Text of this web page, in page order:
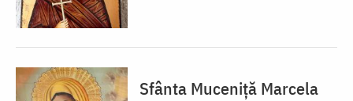
Sfânta Muceniță Marcela